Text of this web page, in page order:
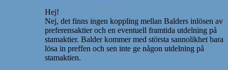
Hej!
Nej, det finns ingen koppling mellan Balders inlösen av
preferensaktier och en eventuell framtida utdelning på
stamaktier. Balder kommer med största sannolikhet bara
lösa in preffen och sen inte ge någon utdelning på
stamaktien.